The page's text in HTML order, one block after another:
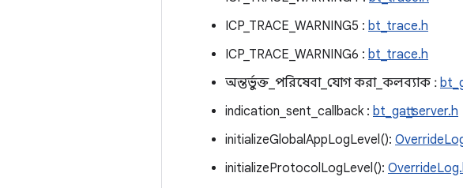
ICP_TRACE_WARNING5 : bt_trace.h
ICP_TRACE_WARNING6 : bt_trace.h
অন্তর্ভুক্ত_পরিষেবা_যোগ করা_কলব্যাক :
indication_sent_callback : bt_gatt_server.h
initializeGlobalAppLogLevel():
initializeProtocolLogLevel():